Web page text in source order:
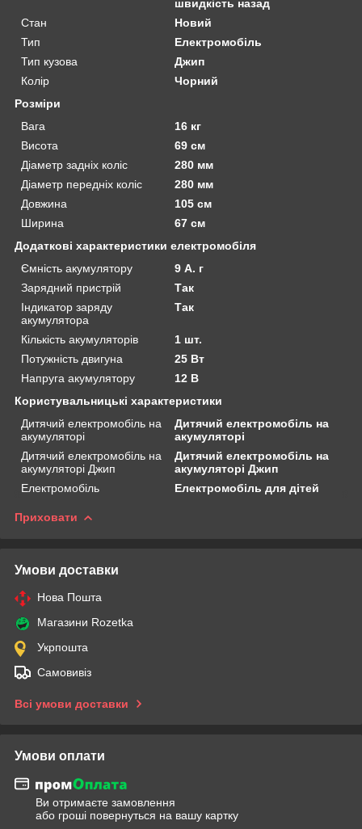
швидкість назад
Стан
Новий
Тип
Електромобіль
Тип кузова
Джип
Колір
Чорний
Розміри
Вага
16 кг
Висота
69 см
Діаметр задніх коліс
280 мм
Діаметр передніх коліс
280 мм
Довжина
105 см
Ширина
67 см
Додаткові характеристики електромобіля
Ємність акумулятору
9 А. г
Зарядний пристрій
Так
Індикатор заряду
акумулятора
Так
Кількість акумуляторів
1 шт.
Потужність двигуна
25 Вт
Напруга акумулятору
12 В
Користувальницькі характеристики
Дитячий електромобіль на
акумуляторі
Дитячий електромобіль на
акумуляторі
Дитячий електромобіль на
акумуляторі Джип
Дитячий електромобіль на
акумуляторі Джип
Електромобіль
Електромобіль для дітей
Приховати
Умови доставки
Нова Пошта
Магазини Rozetka
Укрпошта
Самовивіз
Всі умови доставки
Умови оплати
Ви отримаєте замовлення
або гроші повернуться на вашу картку